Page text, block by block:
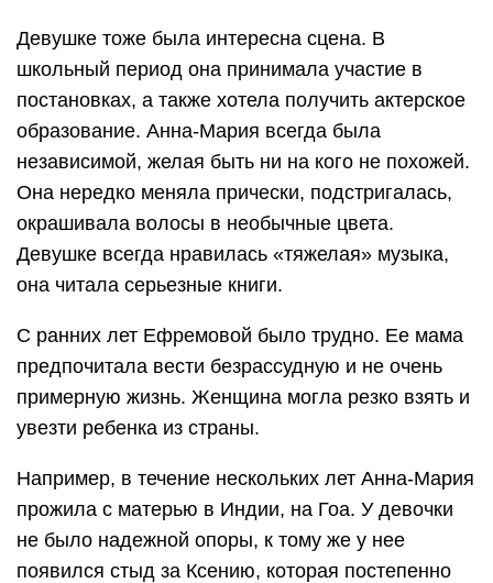
Девушке тоже была интересна сцена. В
школьный период она принимала участие в
постановках, а также хотела получить актерское
образование. Анна-Мария всегда была
независимой, желая быть ни на кого не похожей.
Она нередко меняла прически, подстригалась,
окрашивала волосы в необычные цвета.
Девушке всегда нравилась «тяжелая» музыка,
она читала серьезные книги.
С ранних лет Ефремовой было трудно. Ее мама
предпочитала вести безрассудную и не очень
примерную жизнь. Женщина могла резко взять и
увезти ребенка из страны.
Например, в течение нескольких лет Анна-Мария
прожила с матерью в Индии, на Гоа. У девочки
не было надежной опоры, к тому же у нее
появился стыд за Ксению, которая постепенно